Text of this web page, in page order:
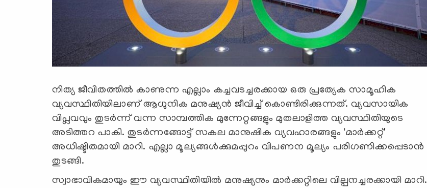
നിത്യ ജീവിതത്തില്‍ കാണുന്ന എല്ലാം കച്ചവടച്ചരക്കായ ഒരു പ്രത്യേക സാമൂഹിക
വ്യവസ്ഥിതിയിലാണ് ആധുനിക മനുഷ്യന്‍ ജീവിച്ച് കൊണ്ടിരിക്കുന്നത്. വ്യവസായിക
വിപ്ലവവും തുടര്‍ന്ന് വന്ന സാമ്പത്തിക മുന്നേറ്റങ്ങളും മുതലാളിത്ത വ്യവസ്ഥിതിയുടെ
അടിത്തറ പാകി. തുടര്‍ന്നങ്ങോട്ട് സകല മാനുഷിക വ്യവഹാരങ്ങളും 'മാര്‍ക്കറ്റ്'
അധിഷ്ടിതമായി മാറി. എല്ലാ മൂല്യങ്ങള്‍ക്കുമപ്പുറം വിപണന മൂല്യം പരിഗണിക്കപ്പെടാന്‍
തുടങ്ങി.
സ്വാഭാവികമായും ഈ വ്യവസ്ഥിതിയില്‍ മനുഷ്യനും മാര്‍ക്കറ്റിലെ വില്പനച്ചരക്കായി മാറി.